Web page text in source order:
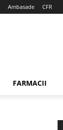
Ambasade CFR
FARMACII